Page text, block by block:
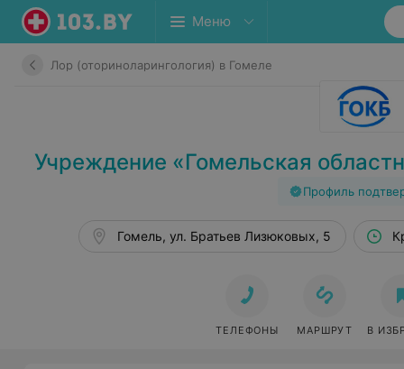
Меню
Лор (оториноларингология) в Гомеле
Учреждение «Гомельская
Профиль
Гомель, ул. Братьев Лизюковых, 5
ТЕЛЕФОНЫ МАРШРУТ В